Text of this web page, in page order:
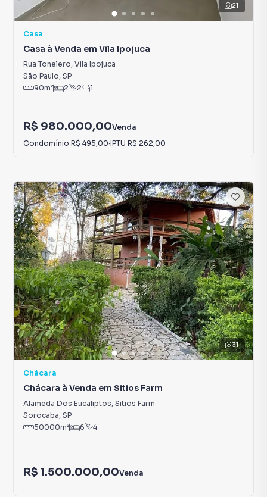
21
Casa
Casa à Venda em Vila Ipojuca
Rua Tonelero, Vila Ipojuca
São Paulo, SP
90m² 2 2 1
R$ 980.000,00Venda
Condomínio R$ 495,00·IPTU R$ 262,00
31
Chácara
Chácara à Venda em Sitios Farm
Alameda Dos Eucaliptos, Sitios Farm
Sorocaba, SP
50000m² 6 4
R$ 1.500.000,00Venda